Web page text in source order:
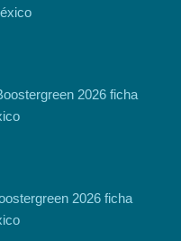
2026 ficha
2026 ficha